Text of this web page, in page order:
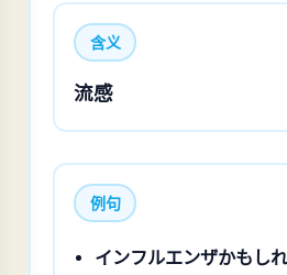
含义
流感
例句
インフルエンザかもし